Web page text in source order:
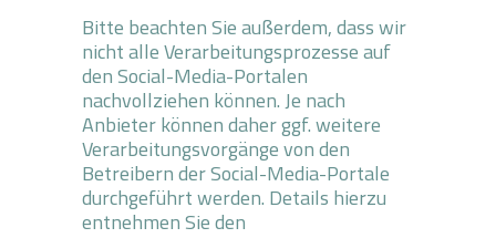
Bitte beachten Sie außerdem, dass wir
nicht alle Verarbeitungsprozesse auf
den Social-Media-Portalen
nachvollziehen können. Je nach
Anbieter können daher ggf. weitere
Verarbeitungsvorgänge von den
Betreibern der Social-Media-Portale
durchgeführt werden. Details hierzu
entnehmen Sie den